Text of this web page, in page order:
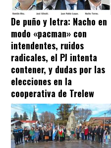
De puño y letra: Nacho en
modo «pacman» con
intendentes, ruidos
radicales, el PJ intenta
contener, y dudas por las
elecciones en la
cooperativa de Trelew